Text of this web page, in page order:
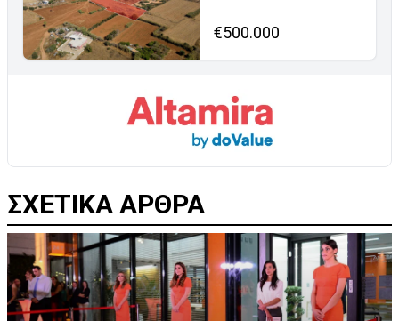
€500.000
ΣΧΕΤΙΚΑ ΑΡΘΡΑ